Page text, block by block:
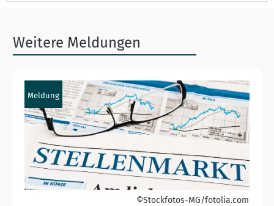
Weitere Meldungen
Meldung
©Stockfotos-MG/fotolia.com